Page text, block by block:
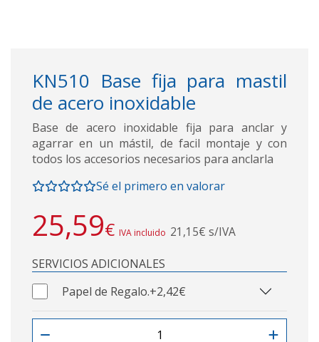
KN510 Base fija para mastil
de acero inoxidable
Base de acero inoxidable fija para anclar y
agarrar en un mástil, de facil montaje y con
todos los accesorios necesarios para anclarla
Sé el primero en valorar
25,59€ IVA incluido 21,15€ s/IVA
SERVICIOS ADICIONALES
Papel de Regalo.+2,42€